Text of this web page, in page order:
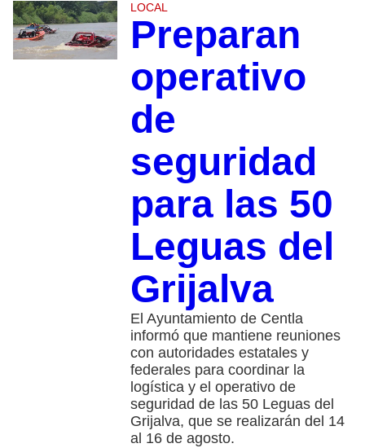
LOCAL
Preparan
operativo
de
seguridad
para las 50
Leguas del
Grijalva
El Ayuntamiento de Centla
informó que mantiene reuniones
con autoridades estatales y
federales para coordinar la
logística y el operativo de
seguridad de las 50 Leguas del
Grijalva, que se realizarán del 14
al 16 de agosto.